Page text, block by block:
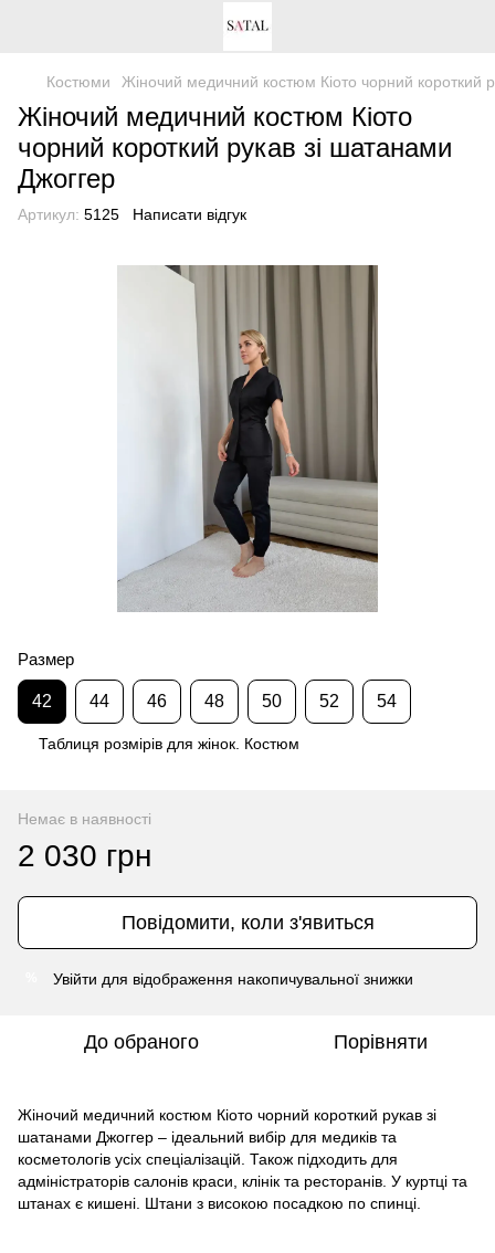
Костюми Жіночий медичний костюм Кіото чорний короткий
Жіночий медичний костюм Кіото
чорний короткий рукав зі шатанами
Джоггер
Артикул: 5125 Написати відгук
Размер
42 44 46 48 50 52 54
Таблиця розмірів для жінок. Костюм
Немає в наявності
2 030 грн
Повідомити, коли з'явиться
Увійти для відображення накопичувальної знижки
До обраного Порівняти
Жіночий медичний костюм Кіото чорний короткий рукав зі
шатанами Джоггер – ідеальний вибір для медиків та
косметологів усіх спеціалізацій. Також підходить для
адміністраторів салонів краси, клінік та ресторанів. У куртці та
штанах є кишені. Штани з високою посадкою по спинці.